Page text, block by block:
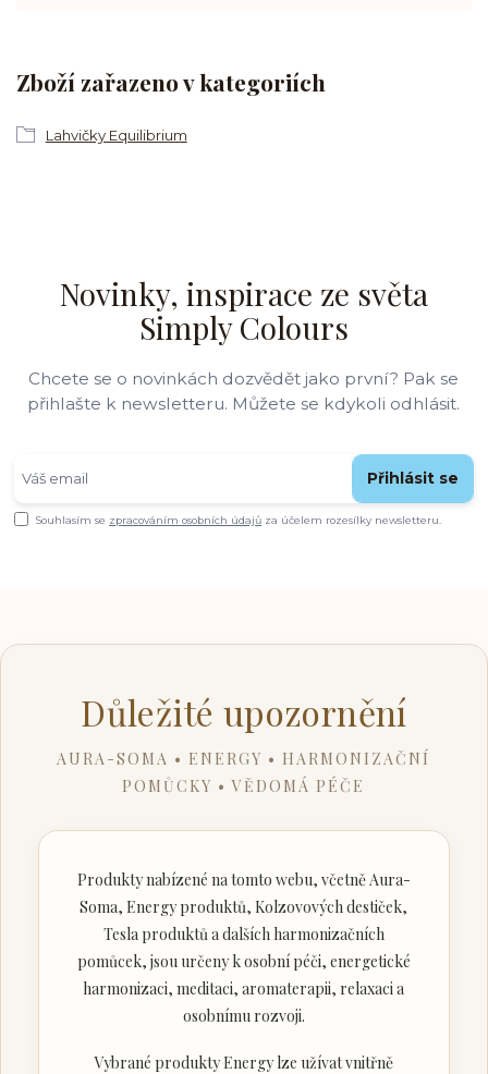
Zboží zařazeno v kategoriích
Lahvičky Equilibrium
Novinky, inspirace ze světa
Simply Colours
Chcete se o novinkách dozvědět jako první? Pak se
přihlašte k newsletteru. Můžete se kdykoli odhlásit.
Přihlásit se
Souhlasím se zpracováním osobních údajů za účelem rozesílky newsletteru.
Důležité upozornění
AURA-SOMA • ENERGY • HARMONIZAČNÍ
POMŮCKY • VĚDOMÁ PÉČE
Produkty nabízené na tomto webu, včetně Aura-
Soma, Energy produktů, Kolzovových destiček,
Tesla produktů a dalších harmonizačních
pomůcek, jsou určeny k osobní péči, energetické
harmonizaci, meditaci, aromaterapii, relaxaci a
osobnímu rozvoji.
Vybrané produkty Energy lze užívat vnitřně